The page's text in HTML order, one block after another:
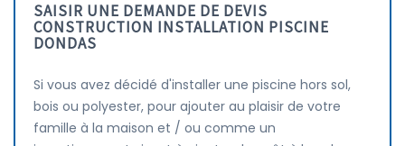
SAISIR UNE DEMANDE DE DEVIS
CONSTRUCTION INSTALLATION PISCINE
DONDAS
Si vous avez décidé d'installer une piscine hors sol,
bois ou polyester, pour ajouter au plaisir de votre
famille à la maison et / ou comme un